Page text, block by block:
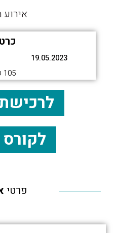
אירוע
19.05.2023
105 ש"ח
פרטי